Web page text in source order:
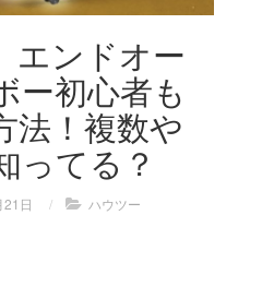
エンドオー
ー初心者も
法！複数や
ってる？
日 / ハウツー